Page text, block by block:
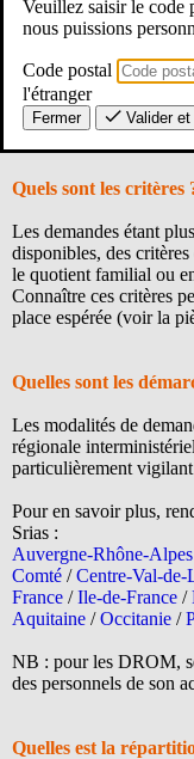
Qui peut en bénéficier
Cette aide spécifique
le budget de l’État. La
exclue puisque ces
un établissement et
Quels sont les critères
Les demandes étant
disponibles, des
le quotient familial ou
Connaître ces critères
place espérée (voir la
Quelles sont les
Les modalités de
régionale
particulièrement
Pour en savoir plus,
Srias :
Auvergne-Rhône-Alpes
Comté /Centre-Val-de-
France /Ile-de-France /
Aquitaine /Occitanie /
NB : pour les DROM,
des personnels de son
Quelles est la
Veuillez saisir le code
nous puissions
Code postal
l'étranger
Fermer Valider